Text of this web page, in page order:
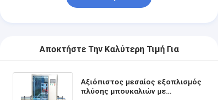
Αποκτήστε Την Καλύτερη Τιμή Για
Αξιόπιστος μεσαίος εξοπλισμός
πλύσης μπουκαλιών με